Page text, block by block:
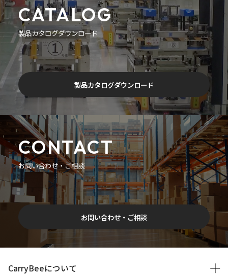
CATALOG
製品カタログダウンロード
製品カタログダウンロード
CONTACT
お問い合わせ・ご相談
お問い合わせ・ご相談
CarryBeeについて